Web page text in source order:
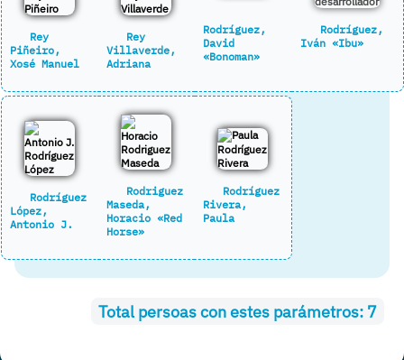
Rey
Piñeiro,
Xosé Manuel
Rey
Villaverde,
Adriana
Rodríguez,
David
«Bonoman»
Rodríguez,
Iván «Ibu»
Rodríguez
López,
Antonio J.
Rodriguez
Maseda,
Horacio «Red
Horse»
Rodríguez
Rivera,
Paula
Total persoas con estes parámetros: 7